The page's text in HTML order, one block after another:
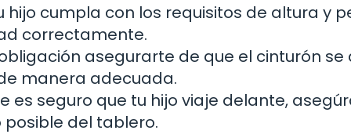
cumpla con los requisitos de altura y
correctamente.
asegurarte de que el cinturón se
manera adecuada.
es seguro que tu hijo viaje delante,
del tablero.